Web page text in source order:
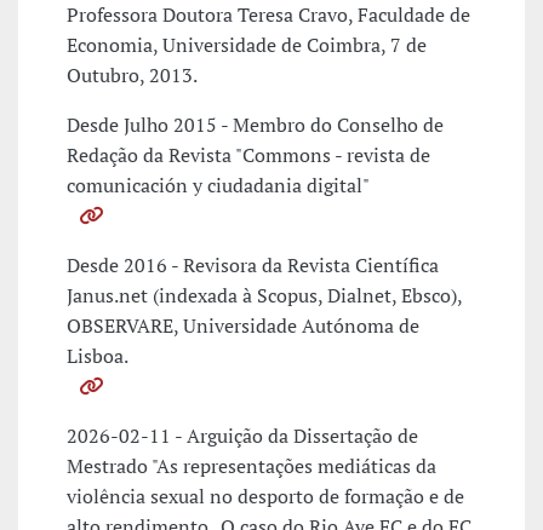
Professora Doutora Teresa Cravo, Faculdade de
Economia, Universidade de Coimbra, 7 de
Outubro, 2013.
Desde Julho 2015 - Membro do Conselho de
Redação da Revista "Commons - revista de
comunicación y ciudadania digital"
Desde 2016 - Revisora da Revista Científica
Janus.net (indexada à Scopus, Dialnet, Ebsco),
OBSERVARE, Universidade Autónoma de
Lisboa.
2026-02-11 - Arguição da Dissertação de
Mestrado "As representações mediáticas da
violência sexual no desporto de formação e de